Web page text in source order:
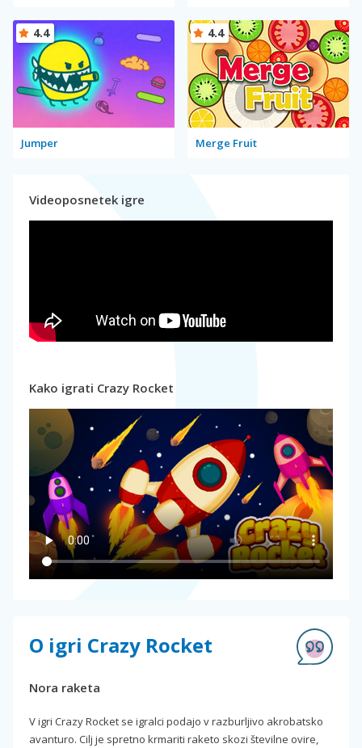
Jumper
4.4
Merge Fruit
4.4
Videoposnetek igre
Kako igrati Crazy Rocket
O igri Crazy Rocket
Nora raketa
V igri Crazy Rocket se igralci podajo v razburljivo akrobatsko
avanturo. Cilj je spretno krmariti raketo skozi številne ovire,